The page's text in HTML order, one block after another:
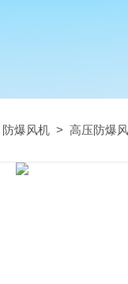
防爆风机 > 高压防爆